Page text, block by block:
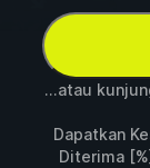
...atau
Dapatkan
Diterima